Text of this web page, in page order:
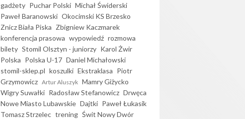
gadżety Puchar Polski Michał Świderski
Paweł Baranowski Okocimski KS Brzesko
Znicz Biała Piska Zbigniew Kaczmarek
konferencja prasowa wypowiedź rozmowa
bilety Stomil Olsztyn - juniorzy Karol Żwir
Polska Polska U-17 Daniel Michałowski
stomil-sklep.pl koszulki Ekstraklasa Piotr
Grzymowicz Artur Aluszyk Mamry Giżycko
Wigry Suwałki Radosław Stefanowicz Drwęca
Nowe Miasto Lubawskie Dajtki Paweł Łukasik
Tomasz Strzelec trening Świt Nowy Dwór